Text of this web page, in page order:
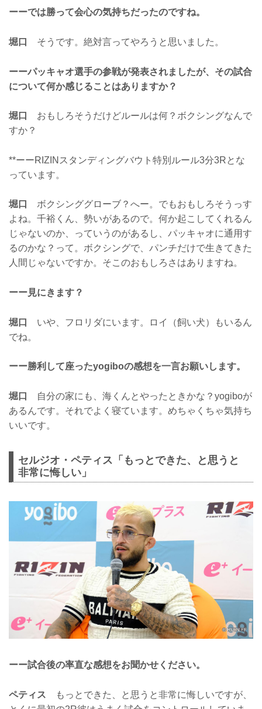
ーーでは勝って会心の気持ちだったのですね。
堀口 そうです。絶対言ってやろうと思いました。
ーーパッキャオ選手の参戦が発表されましたが、その試合
について何か感じることはありますか？
堀口
おもしろそうだけどルールは何？ボクシングなんで
すか？
**ーーRIZINスタンディングバウト特別ルール3分3Rとな
っています。
堀口
ボクシンググローブ？へー。でもおもしろそうっす
よね。千裕くん、勢いがあるので。何か起こしてくれるん
じゃないのか、っていうのがあるし、パッキャオに通用す
るのかな？って。ボクシングで、パンチだけで生きてきた
人間じゃないですか。そこのおもしろさはありますね。
ーー見にきます？
堀口
いや、フロリダにいます。ロイ（飼い犬）もいるん
でね。
ーー勝利して座ったyogiboの感想を一言お願いします。
堀口
自分の家にも、海くんとやったときかな？yogiboが
あるんです。それでよく寝ています。めちゃくちゃ気持ち
いいです。
セルジオ・ペティス「もっとできた、と思うと
非常に悔しい」
ーー試合後の率直な感想をお聞かせください。
ペティス もっとできた、と思うと非常に悔しいですが、